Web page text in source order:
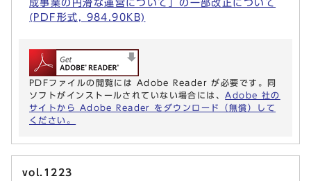
成事業の円滑な運営について」の一部改正について
(PDF形式, 984.90KB)
PDFファイルの閲覧には Adobe Reader が必要です。同
ソフトがインストールされていない場合には、 Adobe 社の
サイトから Adobe Reader をダウンロード（無償）して
ください。
vol.1223